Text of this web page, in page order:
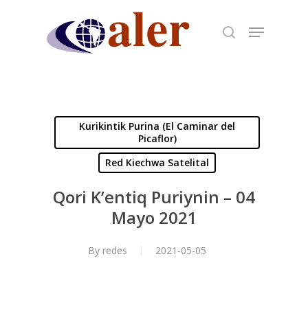
Kurikintik Purina (El Caminar del
Picaflor)
Red Kiechwa Satelital
Qori K’entiq Puriynin – 04
Mayo 2021
By redes 2021-05-05